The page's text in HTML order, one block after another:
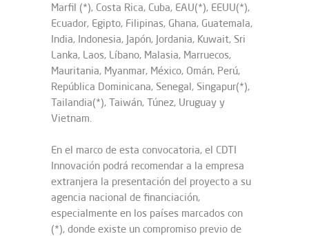
Marfil (*), Costa Rica, Cuba, EAU(*), EEUU(*),
Ecuador, Egipto, Filipinas, Ghana, Guatemala,
India, Indonesia, Japón, Jordania, Kuwait, Sri
Lanka, Laos, Líbano, Malasia, Marruecos,
Mauritania, Myanmar, México, Omán, Perú,
República Dominicana, Senegal, Singapur(*),
Tailandia(*), Taiwán, Túnez, Uruguay y
Vietnam.
En el marco de esta convocatoria, el CDTI
Innovación podrá recomendar a la empresa
extranjera la presentación del proyecto a su
agencia nacional de financiación,
especialmente en los países marcados con
(*), donde existe un compromiso previo de